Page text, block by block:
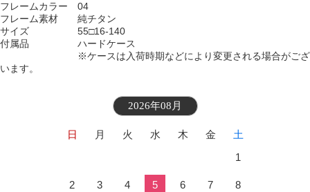
フレームカラー 04
フレーム素材 純チタン
サイズ 55□16-140
付属品 ハードケース
※ケースは入荷時期などにより変更される場合がござ
います。
2026年08月
日 月 火 水 木 金
土
1
2 3 4 5 6 7 8